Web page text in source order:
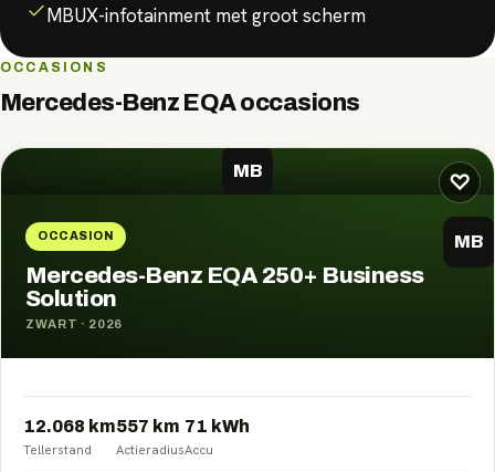
MBUX-infotainment met groot scherm
OCCASIONS
Mercedes-Benz EQAoccasions
♡
MB
OCCASION MB
Mercedes-Benz EQA 250+ Business
Solution
ZWART · 2026
12.068 km
Tellerstand
557 km
Actieradius
71 kWh
Accu